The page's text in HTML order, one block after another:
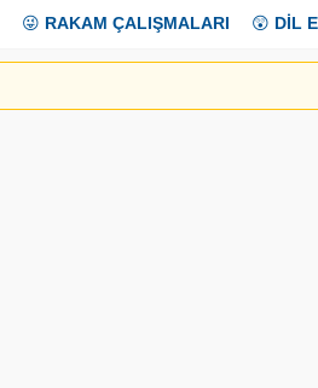
😜 RAKAM ÇALIŞMALARI 😲 DİL